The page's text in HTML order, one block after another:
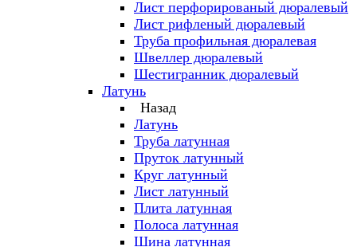
Лист перфорированый дюралевый
Лист рифленый дюралевый
Труба профильная дюралевая
Швеллер дюралевый
Шестигранник дюралевый
Латунь
Назад
Латунь
Труба латунная
Пруток латунный
Круг латунный
Лист латунный
Плита латунная
Полоса латунная
Шина латунная